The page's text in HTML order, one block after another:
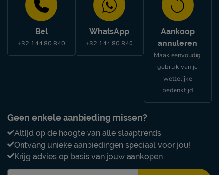
Bel
+32 144 80 840
WhatsApp
+32 144 80 840
Aankoop
annuleren
Maak eenvoudig
gebruik van je
wettelijke
bedenktijd
Geen enkele aanbieding missen?
Altijd op de hoogte van alle slaaptrends
Ontvang unieke aanbiedingen speciaal voor jou!
Krijg advies op basis van jouw aankopen